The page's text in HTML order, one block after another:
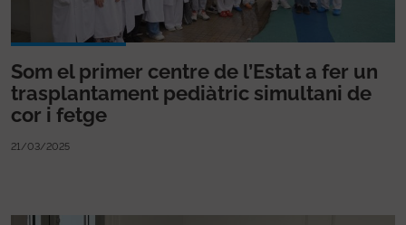
Som el primer centre de l’Estat a fer un
trasplantament pediàtric simultani de
cor i fetge
21/03/2025